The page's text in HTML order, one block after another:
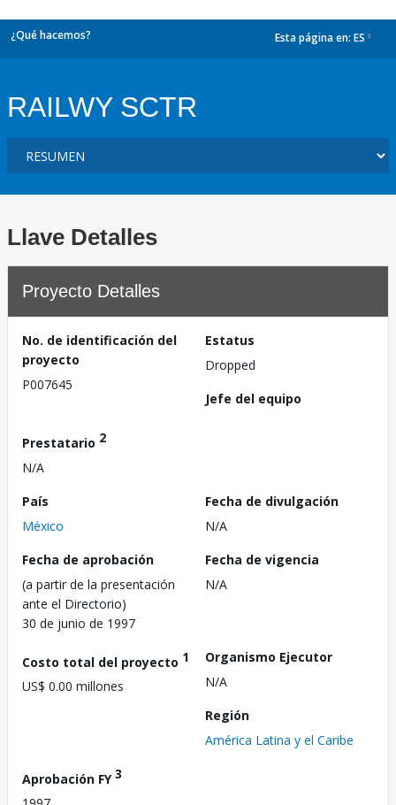
¿Qué hacemos? Esta página en: ES
RAILWY SCTR
Llave Detalles
Proyecto Detalles
No. de identificación del
proyecto
P007645
Estatus
Dropped
Jefe del equipo
Prestatario 2
N/A
País
México
Fecha de divulgación
N/A
Fecha de aprobación
(a partir de la presentación
ante el Directorio)
30 de junio de 1997
Fecha de vigencia
N/A
Costo total del proyecto 1
US$ 0.00 millones
Organismo Ejecutor
N/A
Región
América Latina y el Caribe
Aprobación FY3